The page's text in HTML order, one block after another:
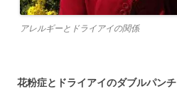
アレルギーとドライアイの関係
花粉症とドライアイのダブルパンチ